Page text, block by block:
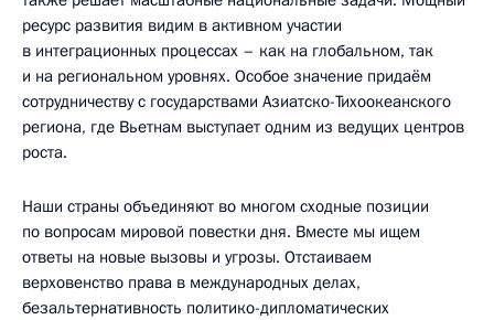
ресурс развития видим в активном участии
в интеграционных процессах – как на глобальном, так
и на региональном уровнях. Особое значение придаём
сотрудничеству с государствами Азиатско-Тихоокеанского
региона, где Вьетнам выступает одним из ведущих центров
роста.
Наши страны объединяют во многом сходные позиции
по вопросам мировой повестки дня. Вместе мы ищем
ответы на новые вызовы и угрозы. Отстаиваем
верховенство права в международных делах,
безальтернативность политико-дипломатических